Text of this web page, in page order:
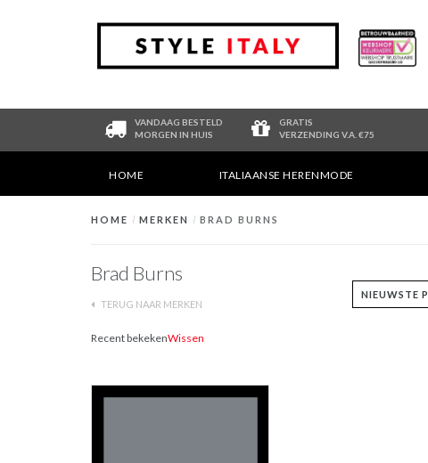
VANDAAG BESTELD
MORGEN IN HUIS
GRATIS
VERZENDING V.A. €75
HOME ITALIAANSE HERENMODE
HOME / MERKEN / BRAD BURNS
Brad Burns
TERUG NAAR MERKEN
Recent bekekenWissen